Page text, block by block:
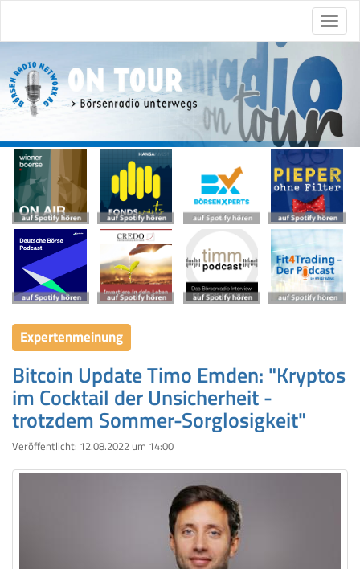
Expertenmeinung
Bitcoin Update Timo Emden: "Kryptos
im Cocktail der Unsicherheit -
trotzdem Sommer-Sorglosigkeit"
Veröffentlicht: 12.08.2022 um 14:00